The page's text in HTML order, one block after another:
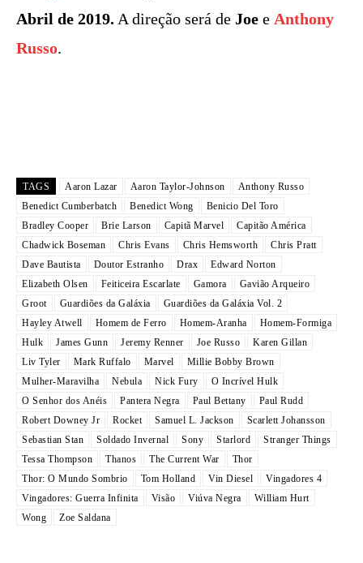
Abril de 2019. A direção será de Joe e Anthony
Russo.
TAGS Aaron Lazar Aaron Taylor-Johnson
Anthony Russo
Benedict Cumberbatch
Benedict Wong
Benicio Del Toro
Bradley Cooper
Brie Larson Capitã Marvel
Capitão América
Chadwick Boseman
Chris Evans Chris Hemsworth
Chris Pratt
Dave Bautista
Doutor Estranho Drax
Edward Norton
Elizabeth Olsen
Feiticeira Escarlate Gamora
Gavião Arqueiro
Groot
Guardiões da Galáxia
Guardiões da Galáxia Vol. 2
Hayley Atwell
Homem de Ferro Homem-Aranha
Homem-Formiga
Hulk
James Gunn Jeremy Renner Joe Russo
Karen Gillan
Liv Tyler
Mark Ruffalo Marvel
Millie Bobby Brown
Mulher-Maravilha
Nebula Nick Fury
O Incrível Hulk
O Senhor dos Anéis
Pantera Negra Paul Bettany
Paul Rudd
Robert Downey Jr
Rocket Samuel L. Jackson
Scarlett Johansson
Sebastian Stan
Soldado Invernal Sony Starlord
Stranger Things
Tessa Thompson
Thanos The Current War
Thor
Thor: O Mundo Sombrio
Tom Holland Vin Diesel
Vingadores 4
Vingadores: Guerra Infinita
Visão Viúva Negra
William Hurt
Wong
Zoe Saldana